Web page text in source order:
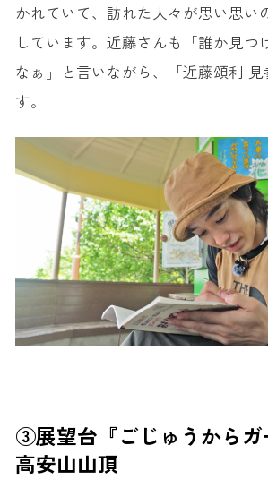
かれていて、訪れた人々が思い思い
しています。近藤さんも「誰か見つ
なぁ」と言いながら、「近藤頌利
す。
③展望台『ごじゅうから
高安山山頂